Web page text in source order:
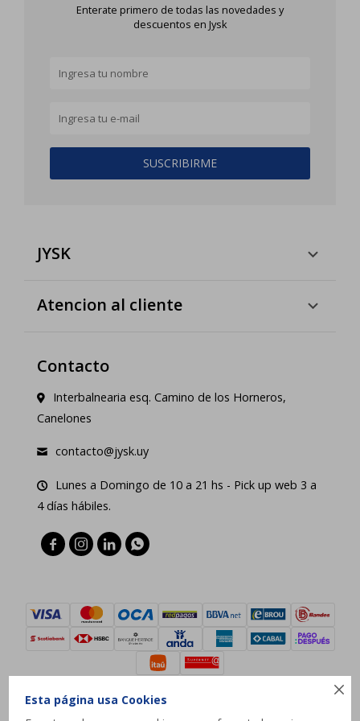

Esta página usa Cookies
Enterate primero de todas las novedades y
descuentos en Jysk
SUSCRIBIRME
JYSK
Atencion al cliente
Contacto
Interbalnearia esq. Camino de los Horneros,
Canelones
contacto@jysk.uy
Lunes a Domingo de 10 a 21 hs - Pick up web 3 a
4 días hábiles.
   